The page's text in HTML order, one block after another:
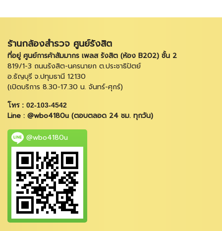
ร้านกล้องสำรวจ ศูนย์รังสิต
ที่อยู่ ศูนย์การค้าสัมมากร เพลส รังสิต (ห้อง B202) ชั้น 2
819/1-3 ถนนรังสิต-นครนายก ต.ประชาธิปัตย์
อ.ธัญบุรี จ.ปทุมธานี 12130
(เปิดบริการ 8.30-17.30 น. จันทร์-ศุกร์)
โทร : 02-103-4542
Line : @wbo4180u (ตอบตลอด 24 ชม. ทุกวัน)
@wbo4180u